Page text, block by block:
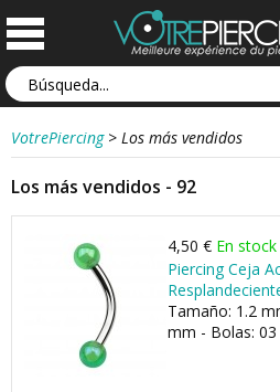
VotrePiercing > Los más vendidos
Los más vendidos - 92
4,50 € En stock
Piercing Ceja
Tamaño: 1.2
mm - Bolas: